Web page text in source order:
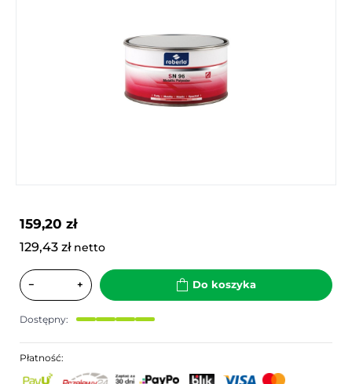
159,20 zł
129,43 zł netto
− + Do koszyka
Dostępny:
Płatność: